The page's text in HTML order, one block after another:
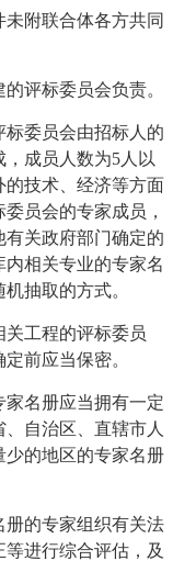
未附联合体各方共同
评标委员会负责。
委员会由招标人的
成员人数为5人以
的技术、经济等方面
员会的专家成员，
关政府部门确定的
相关专业的专家名
抽取的方式。
工程的评标委员
前应当保密。
名册应当拥有一定
自治区、直辖市人
少的地区的专家名册
册的专家组织有关法
进行综合评估，及